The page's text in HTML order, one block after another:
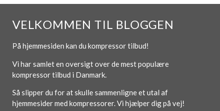
VELKOMMEN TIL BLOGGEN
På hjemmesiden kan du kompressor tilbud!
Vi har samlet en oversigt over de mest populære
kompressor tilbud i Danmark.
Så slipper du for at skulle sammenligne et utal af
hjemmesider med kompressorer. Vi hjælper dig på vej!